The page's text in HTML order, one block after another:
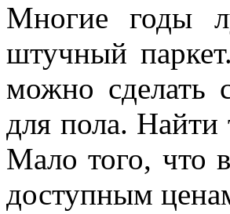
Многие годы
штучный
можно сделать
для пола. Найти
Мало того, что
доступным